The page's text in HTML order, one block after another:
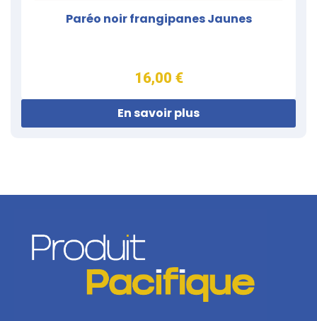
Paréo noir frangipanes Jaunes
16,00 €
En savoir plus